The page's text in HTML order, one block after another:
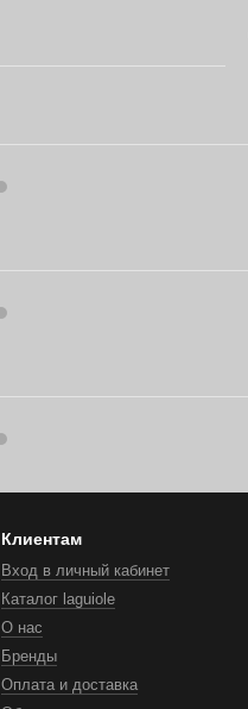
Клиентам
Вход в личный кабинет
Каталог laguiole
О нас
Бренды
Оплата и доставка